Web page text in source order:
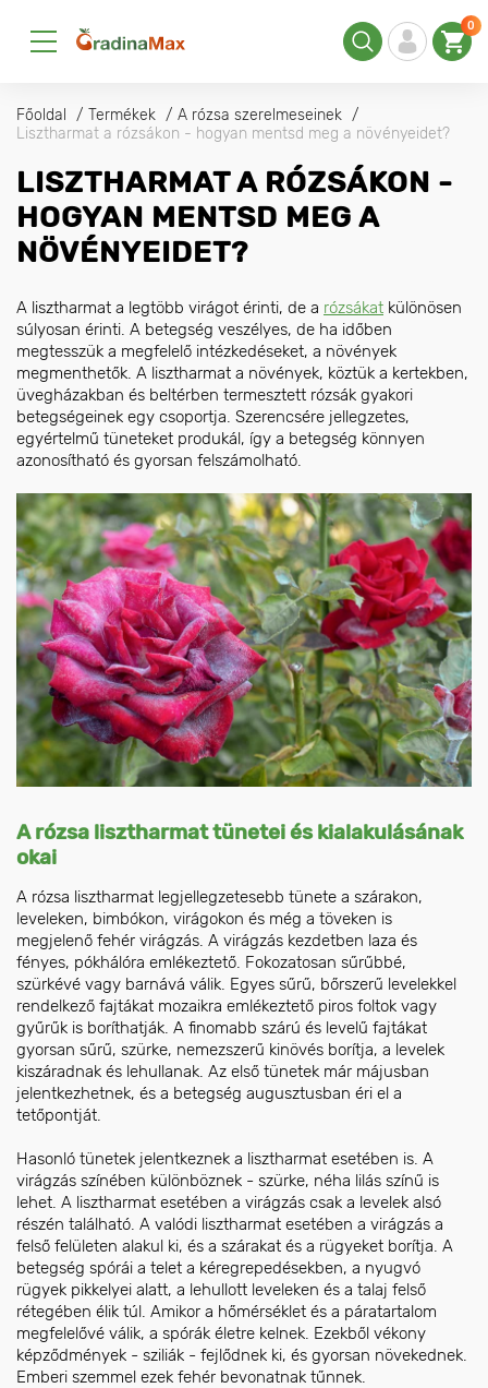
0
Főoldal Termékek
A rózsa szerelmeseinek
Lisztharmat a rózsákon - hogyan mentsd meg a növényeidet?
LISZTHARMAT A RÓZSÁKON -
HOGYAN MENTSD MEG A
NÖVÉNYEIDET?
A lisztharmat a legtöbb virágot érinti, de a rózsákat különösen
súlyosan érinti. A betegség veszélyes, de ha időben
megtesszük a megfelelő intézkedéseket, a növények
megmenthetők. A lisztharmat a növények, köztük a kertekben,
üvegházakban és beltérben termesztett rózsák gyakori
betegségeinek egy csoportja. Szerencsére jellegzetes,
egyértelmű tüneteket produkál, így a betegség könnyen
azonosítható és gyorsan felszámolható.
A rózsa lisztharmat tünetei és kialakulásának
okai
A rózsa lisztharmat legjellegzetesebb tünete a szárakon,
leveleken, bimbókon, virágokon és még a töveken is
megjelenő fehér virágzás. A virágzás kezdetben laza és
fényes, pókhálóra emlékeztető. Fokozatosan sűrűbbé,
szürkévé vagy barnává válik. Egyes sűrű, bőrszerű levelekkel
rendelkező fajtákat mozaikra emlékeztető piros foltok vagy
gyűrűk is boríthatják. A finomabb szárú és levelű fajtákat
gyorsan sűrű, szürke, nemezszerű kinövés borítja, a levelek
kiszáradnak és lehullanak. Az első tünetek már májusban
jelentkezhetnek, és a betegség augusztusban éri el a
tetőpontját.
Hasonló tünetek jelentkeznek a lisztharmat esetében is. A
virágzás színében különböznek - szürke, néha lilás színű is
lehet. A lisztharmat esetében a virágzás csak a levelek alsó
részén található. A valódi lisztharmat esetében a virágzás a
felső felületen alakul ki, és a szárakat és a rügyeket borítja. A
betegség spórái a telet a kéregrepedésekben, a nyugvó
rügyek pikkelyei alatt, a lehullott leveleken és a talaj felső
rétegében élik túl. Amikor a hőmérséklet és a páratartalom
megfelelővé válik, a spórák életre kelnek. Ezekből vékony
képződmények - sziliák - fejlődnek ki, és gyorsan növekednek.
Emberi szemmel ezek fehér bevonatnak tűnnek.